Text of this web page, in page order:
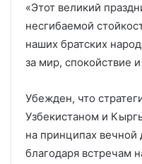
«Этот великий
несгибаемой
наших братских
за мир, спокойствие
Убежден, что
Узбекистаном и
на принципах
благодаря встречам